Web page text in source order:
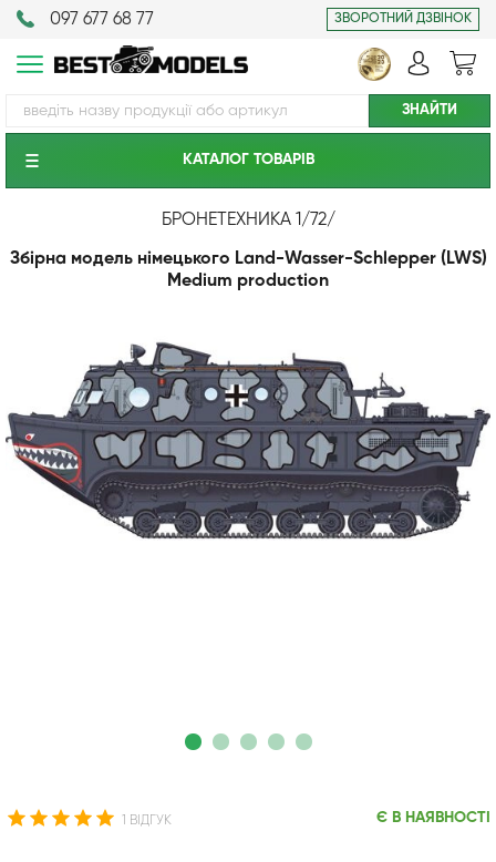
097 677 68 77 ЗВОРОТНИЙ ДЗВІНОК
КАТАЛОГ ТОВАРIВ
БРОНЕТЕХНИКА 1/72/
Збірна модель німецького Land-Wasser-Schlepper (LWS)
Medium production
1 ВІДГУК Є В НАЯВНОСТІ